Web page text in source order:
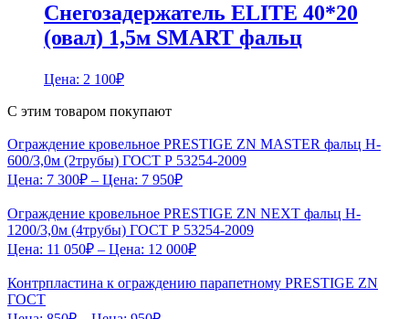
Снегозадержатель ELITE 40*20
(овал) 1,5м SMART фальц
Цена: 2 100₽
С этим товаром покупают
Ограждение кровельное PRESTIGE ZN MASTER фальц H-
600/3,0м (2трубы) ГОСТ Р 53254-2009
Цена: 7 300₽ – Цена: 7 950₽
Ограждение кровельное PRESTIGE ZN NEXT фальц H-
1200/3,0м (4трубы) ГОСТ Р 53254-2009
Цена: 11 050₽ – Цена: 12 000₽
Контрпластина к ограждению парапетному PRESTIGE ZN
ГОСТ